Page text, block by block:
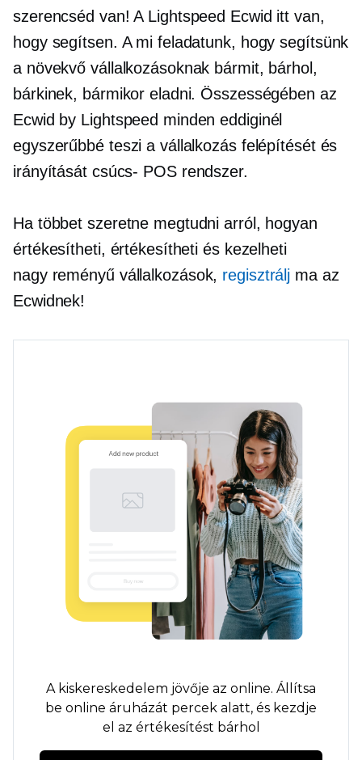
szerencséd van! A Lightspeed Ecwid itt van,
hogy segítsen. A mi feladatunk, hogy segítsünk
a növekvő vállalkozásoknak bármit, bárhol,
bárkinek, bármikor eladni. Összességében az
Ecwid by Lightspeed minden eddiginél
egyszerűbbé teszi a vállalkozás felépítését és
irányítását csúcs- POS rendszer.
Ha többet szeretne megtudni arról, hogyan
értékesítheti, értékesítheti és kezelheti
nagy reményűvállalkozások, regisztrálj ma az
Ecwidnek!
A kiskereskedelem jövője az online. Állítsa
be online áruházát percek alatt, és kezdje
el az értékesítést bárhol